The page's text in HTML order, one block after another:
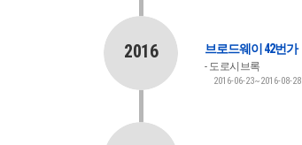
2016 브로드웨이 42번가
도로시브록
2016-06-23~2016-08-28